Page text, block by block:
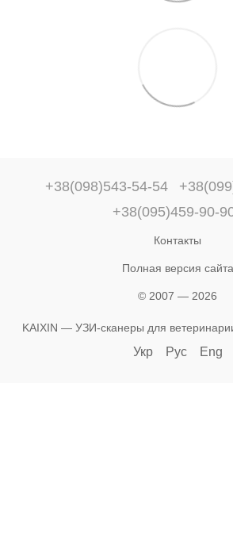
+38(098)543-54-54
+38(095)459-90-
Контакты
Полная версия сайта
© 2007 — 2026
KAIXIN — УЗИ-сканеры для
Укр Рус Eng